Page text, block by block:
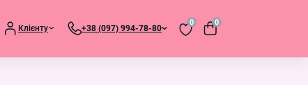
Клієнту +38 (097) 994-78-80
0 0